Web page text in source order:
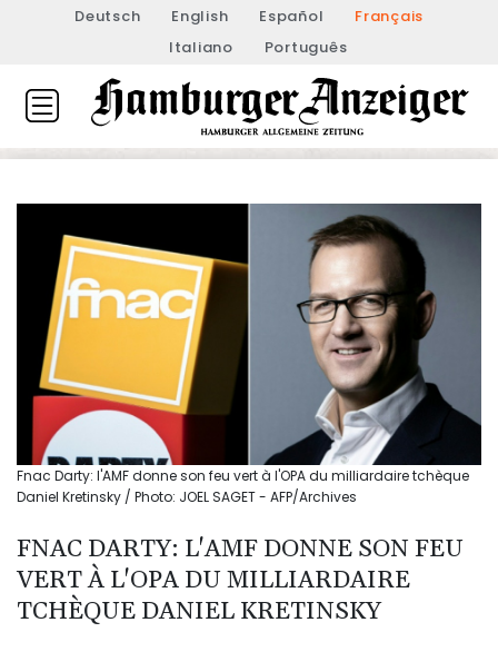
Deutsch English Español
Français
Italiano
Português
Fnac Darty: l'AMF donne son feu vert à l'OPA du milliardaire tchèque
Daniel Kretinsky / Photo: JOEL SAGET - AFP/Archives
FNAC DARTY: L'AMF DONNE SON FEU
VERT À L'OPA DU MILLIARDAIRE
TCHÈQUE DANIEL KRETINSKY